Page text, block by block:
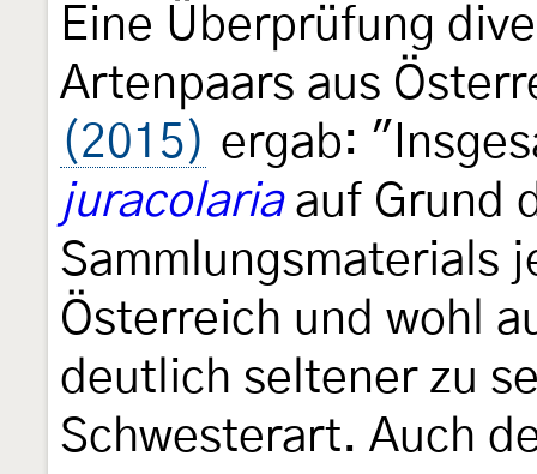
Eine Überprüfung
Artenpaars aus
(2015) ergab:
juracolariaauf Grund
Sammlungsmaterials
Österreich und wohl
deutlich seltener zu
Schwesterart. Auch